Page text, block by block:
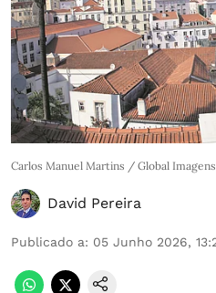
Carlos Manuel Martins / Global Imagens
David Pereira
Publicado a: 05 Junho 2026,